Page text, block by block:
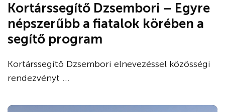
Kortárssegítő Dzsembori – Egyre
népszerűbb a fiatalok körében a
segítő program
Kortárssegítő Dzsembori elnevezéssel közösségi
rendezvényt ...